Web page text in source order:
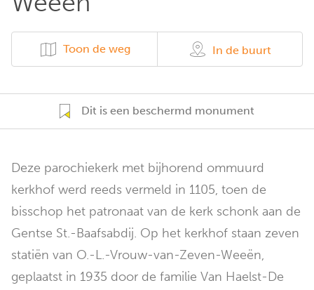
Toon de weg In de buurt
Dit is een beschermd monument
Deze parochiekerk met bijhorend ommuurd
kerkhof werd reeds vermeld in 1105, toen de
bisschop het patronaat van de kerk schonk aan de
Gentse St.-Baafsabdij. Op het kerkhof staan zeven
statiën van O.-L.-Vrouw-van-Zeven-Weeën,
geplaatst in 1935 door de familie Van Haelst-De